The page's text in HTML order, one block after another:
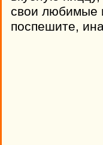
свои любимые
поспешите,